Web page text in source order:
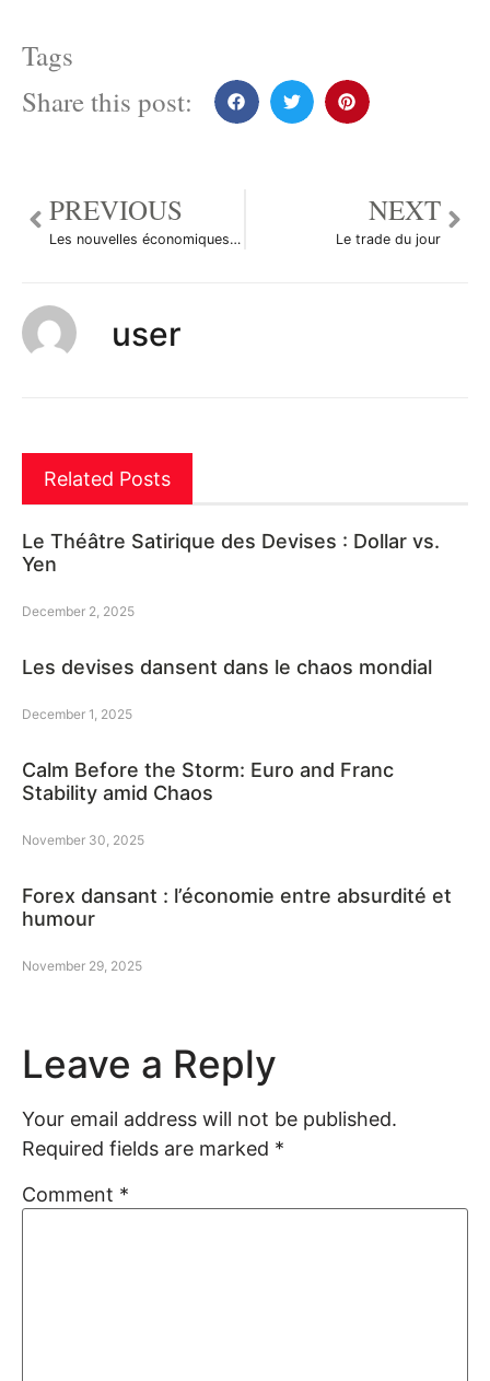
Tags
Share this post:
PREVIOUS
Les nouvelles économiques du marché des changes du 17 octobre 2013
NEXT
Le trade du jour
user
Related Posts
Le Théâtre Satirique des Devises : Dollar vs.
Yen
December 2, 2025
Les devises dansent dans le chaos mondial
December 1, 2025
Calm Before the Storm: Euro and Franc
Stability amid Chaos
November 30, 2025
Forex dansant : l’économie entre absurdité et
humour
November 29, 2025
Leave a Reply
Your email address will not be published.
Required fields are marked *
Comment *